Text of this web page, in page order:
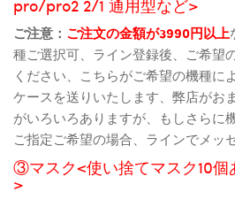
pro/pro2 2/1 通用型など>
ご注意： ご注文の金額が3990円以上
種ご選択可、ライン登録後、ご希望
ください、こちらがご希望の機種に
ケースを送りいたします、弊店がお
がいろいろありますが、もしさらに
ご指定ご希望の場合、ラインでメッ
③マスク<使い捨てマスク10個
>